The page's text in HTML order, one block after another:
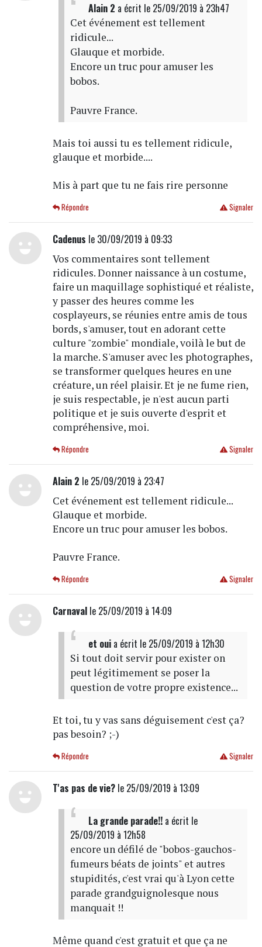
Alain 2 a écrit le 25/09/2019 à 23h47
Cet événement est tellement
ridicule...
Glauque et morbide.
Encore un truc pour amuser les
bobos.
Pauvre France.
Mais toi aussi tu es tellement ridicule,
glauque et morbide....
Mis à part que tu ne fais rire personne
Signaler
Répondre
Cadenus le 30/09/2019 à 09:33
Vos commentaires sont tellement
ridicules. Donner naissance à un costume,
faire un maquillage sophistiqué et réaliste,
y passer des heures comme les
cosplayeurs, se réunies entre amis de tous
bords, s'amuser, tout en adorant cette
culture "zombie" mondiale, voilà le but de
la marche. S'amuser avec les photographes,
se transformer quelques heures en une
créature, un réel plaisir. Et je ne fume rien,
je suis respectable, je n'est aucun parti
politique et je suis ouverte d'esprit et
compréhensive, moi.
Signaler
Répondre
Alain 2 le 25/09/2019 à 23:47
Cet événement est tellement ridicule...
Glauque et morbide.
Encore un truc pour amuser les bobos.
Pauvre France.
Signaler
Répondre
Carnavalle 25/09/2019 à 14:09
et ouia écrit le 25/09/2019 à 12h30
Si tout doit servir pour exister on
peut légitimement se poser la
question de votre propre existence...
Et toi, tu y vas sans déguisement c'est ça?
pas besoin? ;-)
Signaler
Répondre
T'as pas de vie?le 25/09/2019 à 13:09
La grande parade!!a écrit le
25/09/2019 à 12h58
encore un défilé de "bobos-gauchos-
fumeurs béats de joints" et autres
stupidités, c'est vrai qu'à Lyon cette
parade grandguignolesque nous
manquait !!
Même quand c'est gratuit et que ça ne